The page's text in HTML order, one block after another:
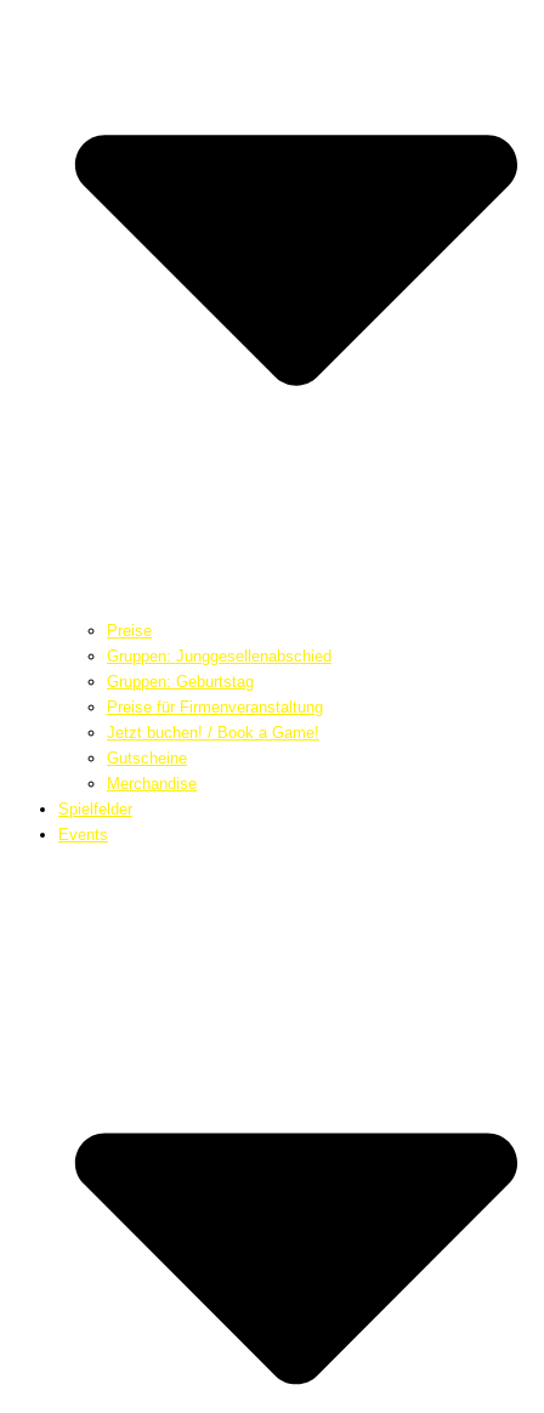
Preise
Gruppen: Junggesellenabschied
Gruppen: Geburtstag
Preise für Firmenveranstaltung
Jetzt buchen! / Book a Game!
Gutscheine
Merchandise
Spielfelder
Events